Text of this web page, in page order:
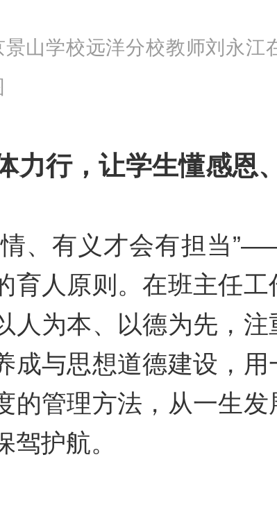
景山学校远洋分校教师刘永江
力行，让学生懂感恩
情、有义才会有担当
育人原则。在班主任
人为本、以德为先，
成与思想道德建设，
的管理方法，从一生
驾护航。